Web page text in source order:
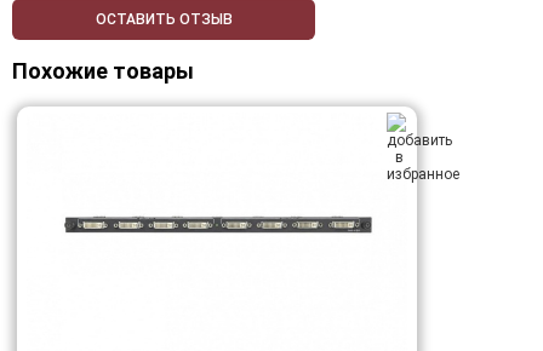
ОСТАВИТЬ ОТЗЫВ
Похожие товары